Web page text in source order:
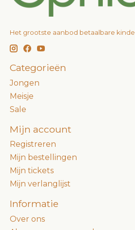
Het grootste aanbod betaalbare
Categorieën
Jongen
Meisje
Sale
Mijn account
Registreren
Mijn bestellingen
Mijn tickets
Mijn verlanglijst
Informatie
Over ons